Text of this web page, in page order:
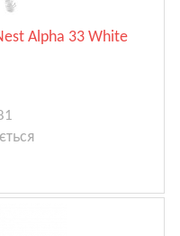
Alpha 33 White